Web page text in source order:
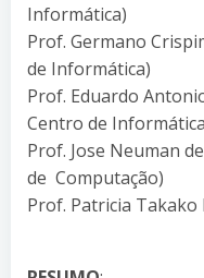
Informática)
Prof. Germano
de Informática)
Prof. Eduardo
Centro de
Prof. Jose Neuman
de Computação)
Prof. Patricia Takako